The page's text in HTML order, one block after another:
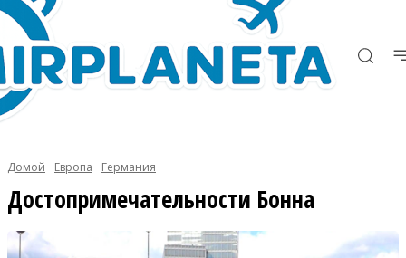
Домой Европа Германия
Достопримечательности Бонна